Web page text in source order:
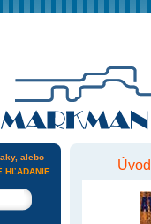
Úvod
alebo
HĽADANIE